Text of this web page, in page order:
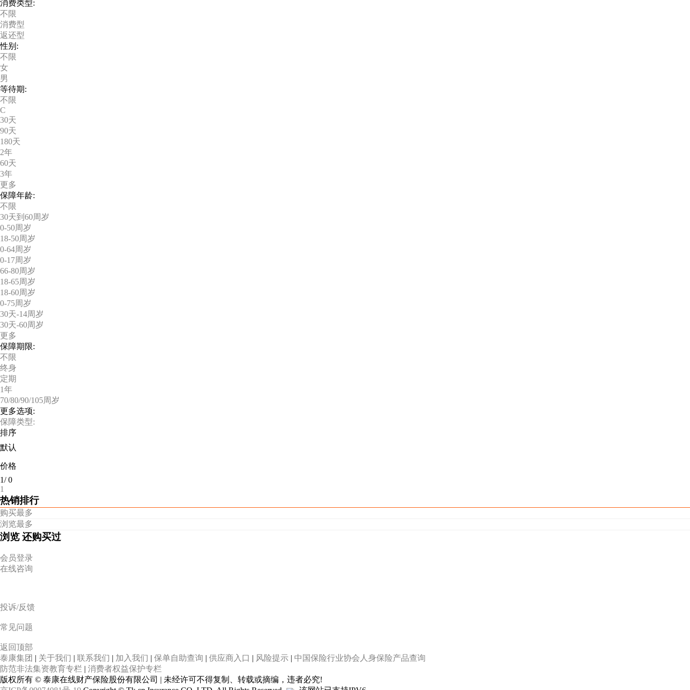
消费类型:
不限
消费型
返还型
性别:
不限
女
男
等待期:
不限
C
30天
90天
180天
2年
60天
3年
更多
保障年龄:
不限
30天到60周岁
0-50周岁
18-50周岁
0-64周岁
0-17周岁
66-80周岁
18-65周岁
18-60周岁
0-75周岁
30天-14周岁
30天-60周岁
更多
保障期限:
不限
终身
定期
1年
70/80/90/105周岁
更多选项:
保障类型:
排序
默认
价格
1/0
1
热销排行
购买最多
浏览最多
浏览 还购买过
会员登录
在线咨询
投诉/反馈
常见问题
返回顶部
泰康集团 | 关于我们 | 联系我们 | 加入我们 | 保单自助查询 | 供应商入口 | 风险提示 | 中国保险行业协会人身保险产品查询
防范非法集资教育专栏 | 消费者权益保护专栏
版权所有 © 泰康在线财产保险股份有限公司 | 未经许可不得复制、转载或摘编，违者必究!